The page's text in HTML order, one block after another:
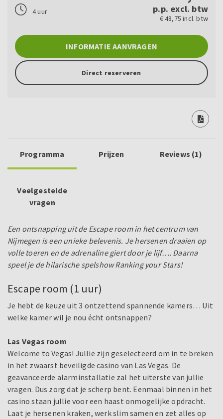
4 uur p.p. excl. btw
€ 48,75 incl. btw
INFORMATIE AANVRAGEN
Direct reserveren
Programma Prijzen Reviews (1)
Veelgestelde
vragen
Een ontsnapping uit de Escape room in het centrum van
Nijmegen is een unieke belevenis. Je hersenen draaien op
volle toeren en de adrenaline giert door je lijf…. Daarna
speel je de hilarische spelshow Ranking your Stars!
Escape room (1 uur)
Je hebt de keuze uit 3 ontzettend spannende kamers… Uit
welke kamer wil je nou écht ontsnappen?
Las Vegas room
Welcome to Vegas! Jullie zijn geselecteerd om in te breken
in het zwaarst beveiligde casino van Las Vegas. De
geavanceerde alarminstallatie zal het uiterste van jullie
vragen. Dus zorg dat je scherp bent. Eenmaal binnen in het
casino staan jullie voor een haast onmogelijke opdracht.
Laat je hersenen kraken, werk slim samen en zet alles op